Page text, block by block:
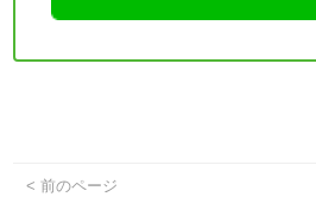
< 前のページ